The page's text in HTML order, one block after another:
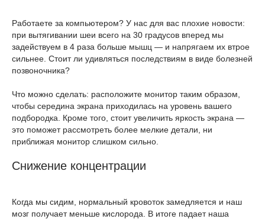
Работаете за компьютером? У нас для вас плохие новости:
при вытягивании шеи всего на 30 градусов вперед мы
задействуем в 4 раза больше мышц — и напрягаем их втрое
сильнее. Стоит ли удивляться последствиям в виде болезней
позвоночника?
Что можно сделать: расположите монитор таким образом,
чтобы середина экрана приходилась на уровень вашего
подбородка. Кроме того, стоит увеличить яркость экрана —
это поможет рассмотреть более мелкие детали, ни
приближая монитор слишком сильно.
Снижение концентрации
Когда мы сидим, нормальный кровоток замедляется и наш
мозг получает меньше кислорода. В итоге падает наша